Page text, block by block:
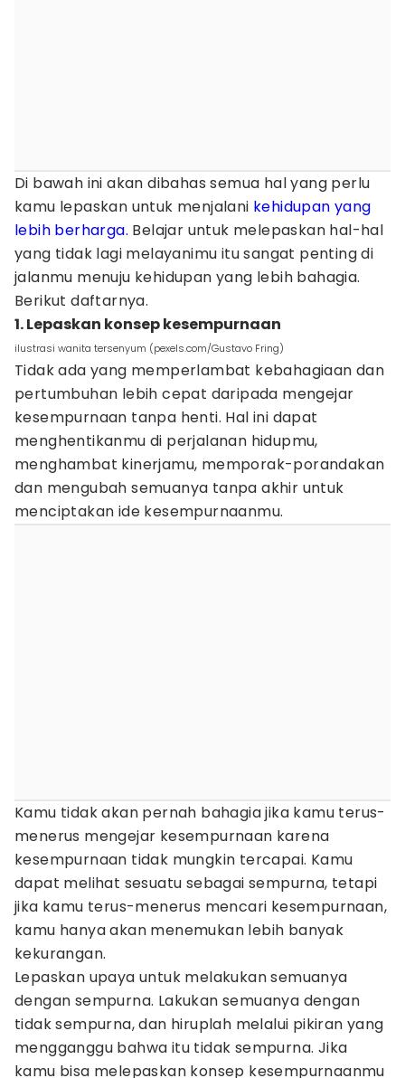
Di bawah ini akan dibahas semua hal yang perlu
kamu lepaskan untuk menjalani kehidupan yang
lebih berharga. Belajar untuk melepaskan hal-hal
yang tidak lagi melayanimu itu sangat penting di
jalanmu menuju kehidupan yang lebih bahagia.
Berikut daftarnya.
1. Lepaskan konsep kesempurnaan
ilustrasi wanita tersenyum (pexels.com/Gustavo Fring)
Tidak ada yang memperlambat kebahagiaan dan
pertumbuhan lebih cepat daripada mengejar
kesempurnaan tanpa henti. Hal ini dapat
menghentikanmu di perjalanan hidupmu,
menghambat kinerjamu, memporak-porandakan
dan mengubah semuanya tanpa akhir untuk
menciptakan ide kesempurnaanmu.
Kamu tidak akan pernah bahagia jika kamu terus-
menerus mengejar kesempurnaan karena
kesempurnaan tidak mungkin tercapai. Kamu
dapat melihat sesuatu sebagai sempurna, tetapi
jika kamu terus-menerus mencari kesempurnaan,
kamu hanya akan menemukan lebih banyak
kekurangan.
Lepaskan upaya untuk melakukan semuanya
dengan sempurna. Lakukan semuanya dengan
tidak sempurna, dan hiruplah melalui pikiran yang
mengganggu bahwa itu tidak sempurna. Jika
kamu bisa melepaskan konsep kesempurnaanmu